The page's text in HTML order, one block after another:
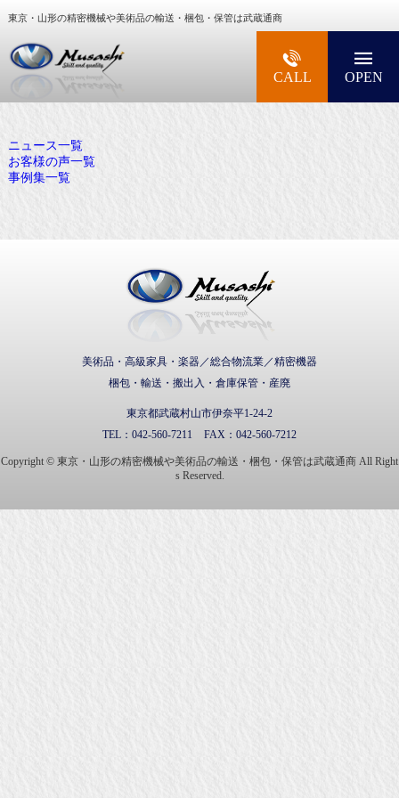
東京・山形の精密機械や美術品の輸送・梱包・保管は武蔵通商
大型精密機械・美術品・高級楽器の梱包・輸送
CALL OPEN
ニュース一覧
お客様の声一覧
事例集一覧
美術品・高級家具・楽器／総合物流業／精密機器
梱包・輸送・搬出入・倉庫保管・産廃
東京都武蔵村山市伊奈平1-24-2
TEL： 042-560-7211 FAX： 042-560-7212
Copyright © 東京・山形の精密機械や美術品の輸送・梱包・保管は武蔵通商 All Right
s Reserved.